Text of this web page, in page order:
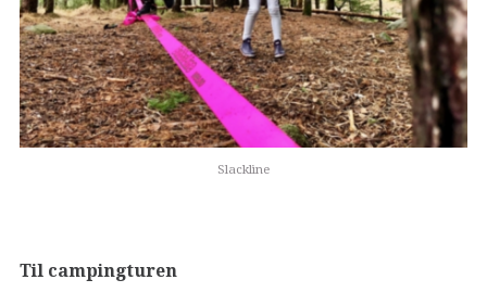
Slackline
Til campingturen